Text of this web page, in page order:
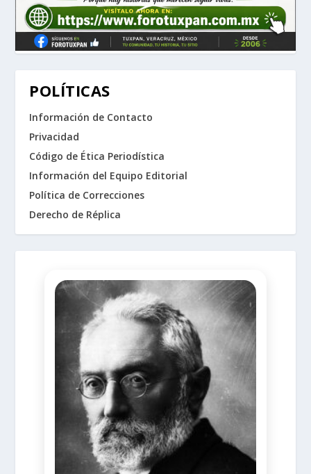
POLÍTICAS
Información de Contacto
Privacidad
Código de Ética Periodística
Información del Equipo Editorial
Política de Correcciones
Derecho de Réplica